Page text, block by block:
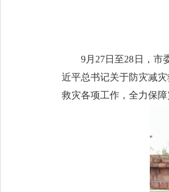
9月27日至28日，
近平总书记关于防灾减
救灾各项工作，全力保